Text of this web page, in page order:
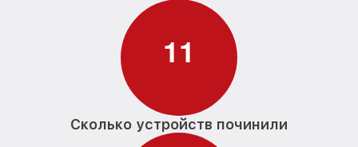
11
Сколько устройств починили